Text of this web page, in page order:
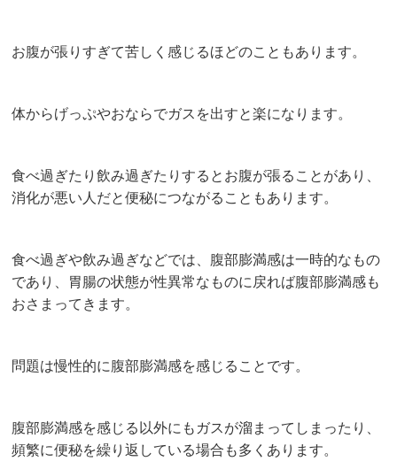
お腹が張りすぎて苦しく感じるほどのこともあります。
体からげっぷやおならでガスを出すと楽になります。
食べ過ぎたり飲み過ぎたりするとお腹が張ることがあり、
消化が悪い人だと便秘につながることもあります。
食べ過ぎや飲み過ぎなどでは、腹部膨満感は一時的なもの
であり、胃腸の状態が性異常なものに戻れば腹部膨満感も
おさまってきます。
問題は慢性的に腹部膨満感を感じることです。
腹部膨満感を感じる以外にもガスが溜まってしまったり、
頻繁に便秘を繰り返している場合も多くあります。